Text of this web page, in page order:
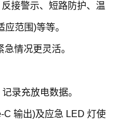
接警示、短路防护、温
范围)等等。
情况更灵活。
录充放电数据。
输出)及应急 LED 灯使